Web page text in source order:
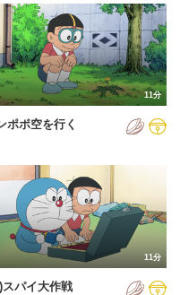
11分
ポポ空を行く
11分
スパイ大作戦